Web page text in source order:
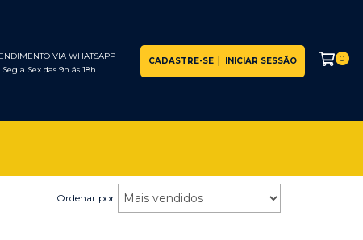
CADASTRE-SE INICIAR SESSÃO 0
VIA WHATSAPP
Seg a Sex das 9h ás 18h
Ordenar por